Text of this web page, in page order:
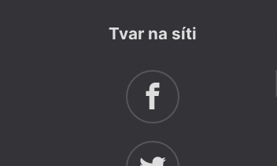
Tvar na síti